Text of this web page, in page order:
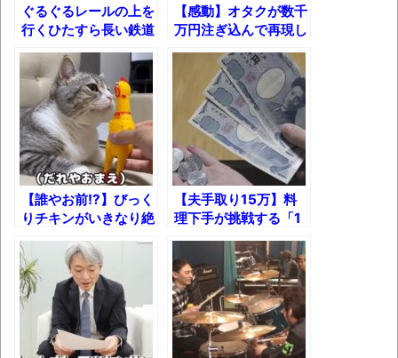
体験談：仕事で同じビルの中に入っている
葉月つばさちゃん、昔から見てるんだけど
かなりお姉さんになったね
壊れたエアコンと歌えないボク
バージョンアップ情報更新 AOMEI
Backupper Standard 8.3.0 などバージョンア
ップ
高嶋ちさ子、ダウン症の姉が暴行事件！事
件の一部始終と衝撃の結末
【呆然】北海道旅行ワイ「ウニイクラ丼特
盛で食うぞ！！！うおおおおおおお
お！！！！！」→結
ぐるぐるレールの上を
行くひたすら長い鉄道
模型ｗ
【感動】オタクが数千
万円注ぎ込んで再現し
た1967年の佐賀駅
【誰やお前!?】びっく
りチキンがいきなり絶
叫したときの猫の反
応！
【夫手取り15万】料
理下手が挑戦する「1
週間食費3500
円」"肉盛りがっつ
り"献立生活！